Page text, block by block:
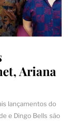
Ariana
lançamentos do
e Dingo Bells são